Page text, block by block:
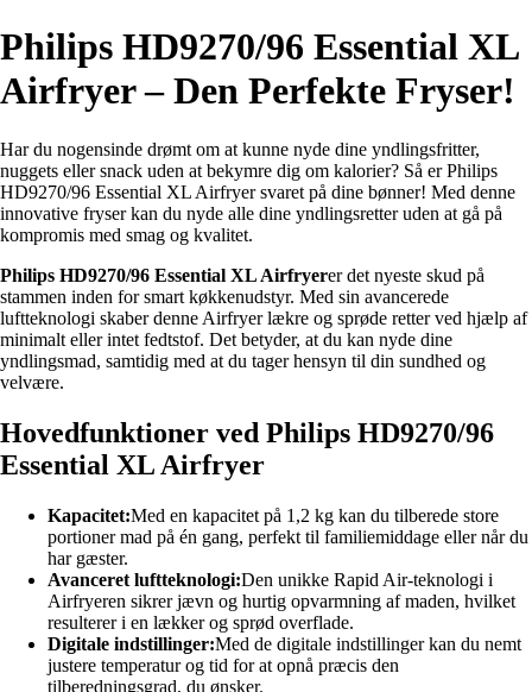
Philips HD9270/96 Essential XL
Airfryer – Den Perfekte Fryser!
Har du nogensinde drømt om at kunne nyde dine yndlingsfritter,
nuggets eller snack uden at bekymre dig om kalorier? Så er Philips
HD9270/96 Essential XL Airfryer svaret på dine bønner! Med denne
innovative fryser kan du nyde alle dine yndlingsretter uden at gå på
kompromis med smag og kvalitet.
Philips HD9270/96 Essential XL Airfryerer det nyeste skud på
stammen inden for smart køkkenudstyr. Med sin avancerede
luftteknologi skaber denne Airfryer lækre og sprøde retter ved hjælp af
minimalt eller intet fedtstof. Det betyder, at du kan nyde dine
yndlingsmad, samtidig med at du tager hensyn til din sundhed og
velvære.
Hovedfunktioner ved Philips HD9270/96
Essential XL Airfryer
Kapacitet:Med en kapacitet på 1,2 kg kan du tilberede store
portioner mad på én gang, perfekt til familiemiddage eller når du
har gæster.
Avanceret luftteknologi:Den unikke Rapid Air-teknologi i
Airfryeren sikrer jævn og hurtig opvarmning af maden, hvilket
resulterer i en lækker og sprød overflade.
Digitale indstillinger:Med de digitale indstillinger kan du nemt
justere temperatur og tid for at opnå præcis den
tilberedningsgrad, du ønsker.